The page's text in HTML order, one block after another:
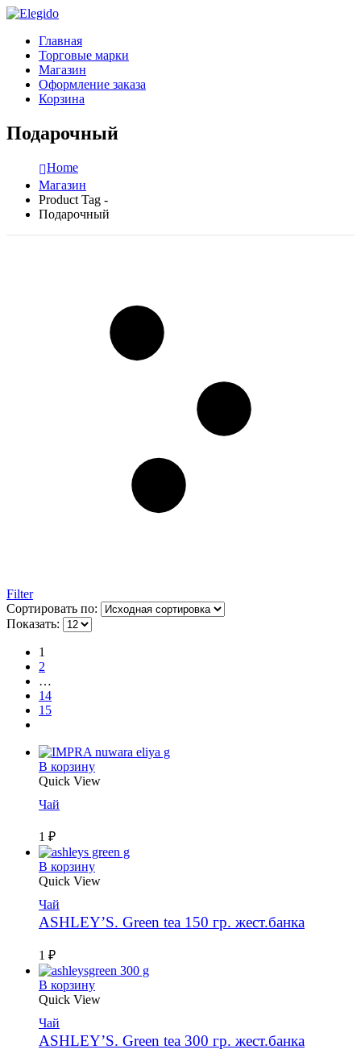
Главная
Торговые марки
Магазин
Оформление заказа
Корзина
Подарочный
Home
Магазин
Product Tag -
Подарочный
Filter
Сортировать по:
Показать:
1
2
…
14
15
В корзину
Quick View
Чай
1 ₽
В корзину
Quick View
Чай
ASHLEY’S. Green tea 150 гр. жест.банка
1 ₽
В корзину
Quick View
Чай
ASHLEY’S. Green tea 300 гр. жест.банка